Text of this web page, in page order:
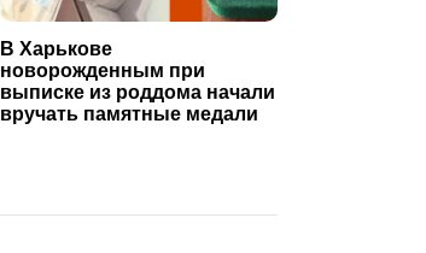
В Харькове
новорожденным при
выписке из роддома начали
вручать памятные медали